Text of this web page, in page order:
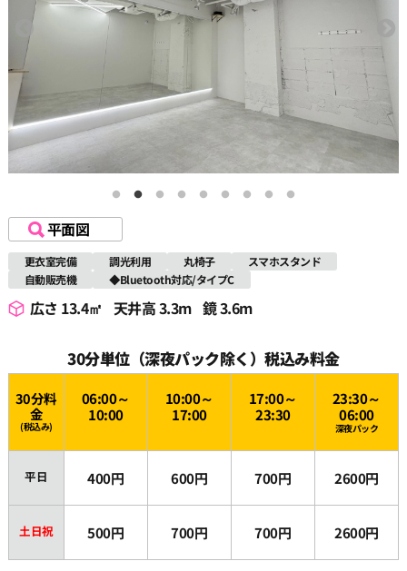
平面図
更衣室完備 調光利用 丸椅子
スマホスタンド
自動販売機
◆Bluetooth対応/タイプC
広さ 13.4㎡ 天井高 3.3m 鏡 3.6m
30分単位（深夜パック除く）税込み料金
30分料
金
(税込み)
06:00～
10:00
10:00～
17:00
17:00～
23:30
23:30～
06:00
深夜パック
平日 400円 600円 700円 2600円
土日祝 500円 700円 700円 2600円